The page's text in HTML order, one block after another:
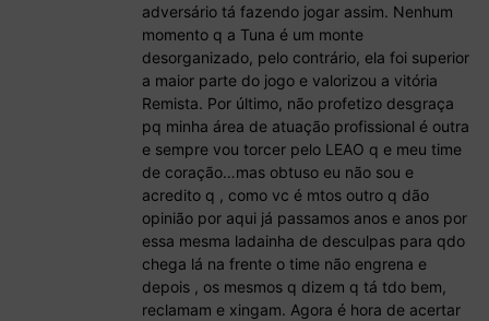
adversário tá fazendo jogar assim. Nenhum
momento q a Tuna é um monte
desorganizado, pelo contrário, ela foi superior
a maior parte do jogo e valorizou a vitória
Remista. Por último, não profetizo desgraça
pq minha área de atuação profissional é outra
e sempre vou torcer pelo LEAO q e meu time
de coração…mas obtuso eu não sou e
acredito q , como vc é mtos outro q dão
opinião por aqui já passamos anos e anos por
essa mesma ladainha de desculpas para qdo
chega lá na frente o time não engrena e
depois , os mesmos q dizem q tá tdo bem,
reclamam e xingam. Agora é hora de acertar